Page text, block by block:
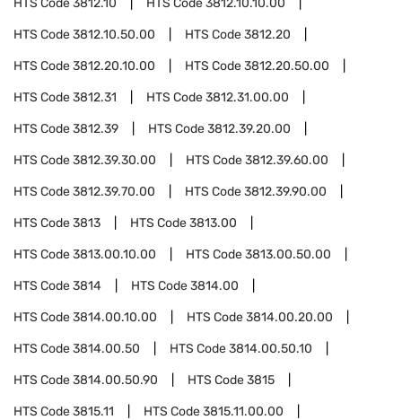
HTS Code3812.10 HTS Code3812.10.10.00
HTS Code3812.10.50.00 HTS Code3812.20
HTS Code3812.20.10.00 HTS Code3812.20.50.00
HTS Code3812.31 HTS Code3812.31.00.00
HTS Code3812.39 HTS Code3812.39.20.00
HTS Code3812.39.30.00 HTS Code3812.39.60.00
HTS Code3812.39.70.00 HTS Code3812.39.90.00
HTS Code3813 HTS Code3813.00
HTS Code3813.00.10.00 HTS Code3813.00.50.00
HTS Code3814 HTS Code3814.00
HTS Code3814.00.10.00 HTS Code3814.00.20.00
HTS Code3814.00.50 HTS Code3814.00.50.10
HTS Code3814.00.50.90 HTS Code3815
HTS Code3815.11 HTS Code3815.11.00.00